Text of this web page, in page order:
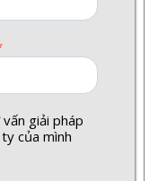
giải pháp
của mình